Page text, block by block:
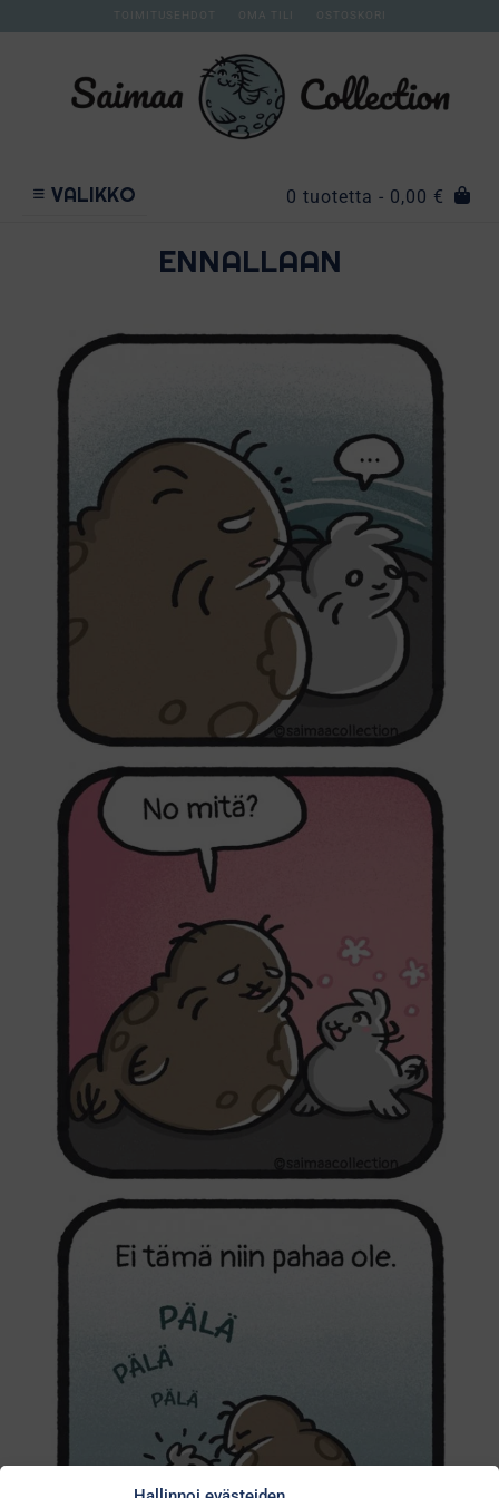
TOIMITUSEHDOT OMA TILI OSTOSKORI
VALIKKO 0 tuotetta - 0,00 €
ENNALLAAN